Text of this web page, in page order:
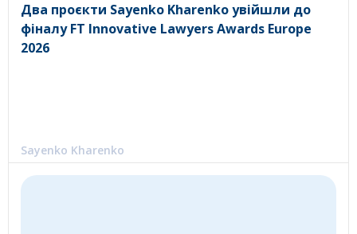
Два проєкти Sayenko Kharenko увійшли до
фіналу FT Innovative Lawyers Awards Europe
2026
Sayenko Kharenko